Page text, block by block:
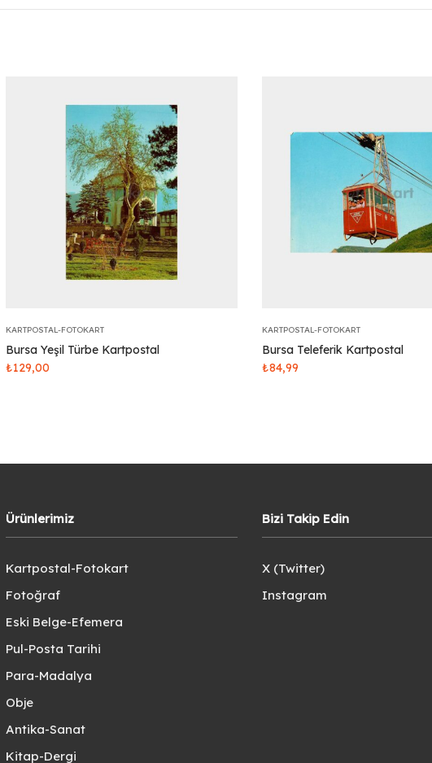
KARTPOSTAL-FOTOKART
Bursa Yeşil Türbe Kartpostal
₺129,00
KARTPOSTAL-FOTOKART
Bursa Teleferik Kartpostal
₺84,99
Ürünlerimiz
Kartpostal-Fotokart
Fotoğraf
Eski Belge-Efemera
Pul-Posta Tarihi
Para-Madalya
Obje
Antika-Sanat
Kitap-Dergi
Bizi Takip Edin
X (Twitter)
Instagram